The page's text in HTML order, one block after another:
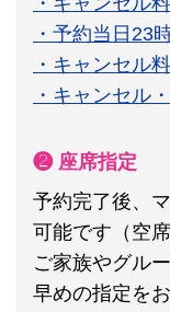
・予約当日23
・キャンセル
・キャンセル
❷ 座席指定
予約完了後、
可能です（空
ご家族やグル
早めの指定を